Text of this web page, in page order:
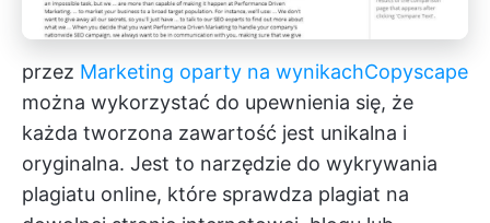
przez Marketing oparty na wynikachCopyscape
można wykorzystać do upewnienia się, że
każda tworzona zawartość jest unikalna i
oryginalna. Jest to narzędzie do wykrywania
plagiatu online, które sprawdza plagiat na